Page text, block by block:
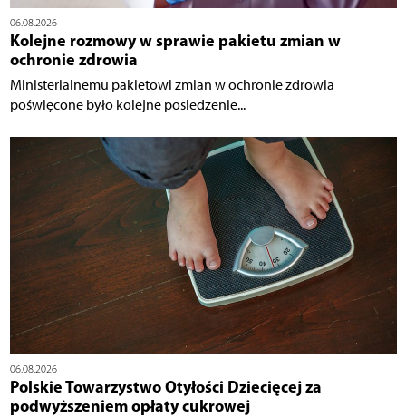
06.08.2026
Kolejne rozmowy w sprawie pakietu zmian w
ochronie zdrowia
Ministerialnemu pakietowi zmian w ochronie zdrowia
poświęcone było kolejne posiedzenie...
06.08.2026
Polskie Towarzystwo Otyłości Dziecięcej za
podwyższeniem opłaty cukrowej